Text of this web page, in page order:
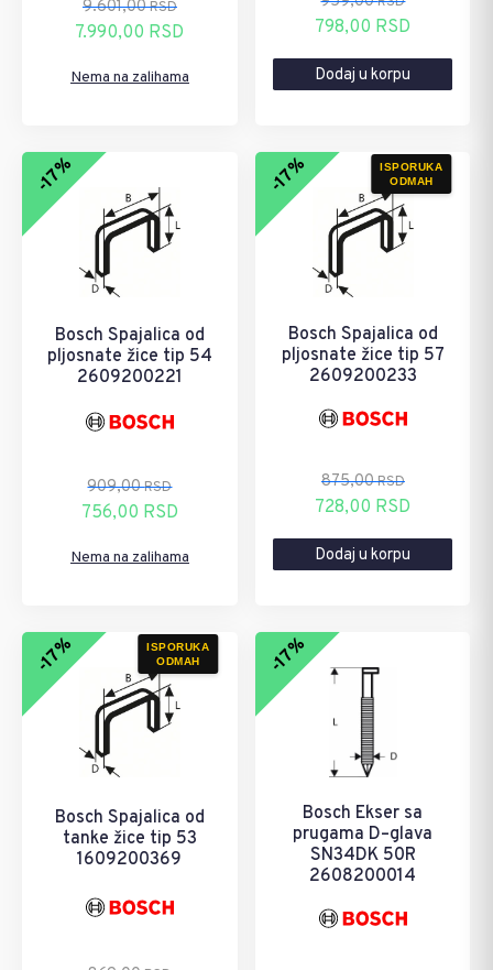
9.601,00RSD
Originalna
je
7.990,00 RSD
Trenutna
je:
Nema na zalihama
Originalna
je
798,00 RSD
Trenutna
je:
Dodaj u korpu
-17%
Bosch Spajalica od
pljosnate žice tip 54
2609200221
909,00RSD
Originalna
je
756,00 RSD
Trenutna
je:
Nema na zalihama
-17%
ISPORUKA
ODMAH
Bosch Spajalica od
pljosnate žice tip 57
2609200233
875,00RSD
Originalna
je
728,00 RSD
Trenutna
je:
Dodaj u korpu
-17%
ISPORUKA
ODMAH
Bosch Spajalica od
tanke žice tip 53
1609200369
-17%
Bosch Ekser sa
prugama D–glava
SN34DK 50R
2608200014